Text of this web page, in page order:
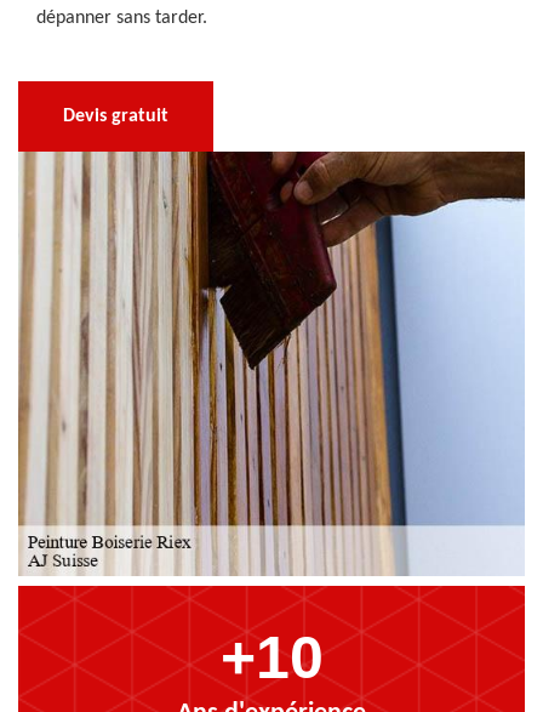
+10
dépanner sans tarder.
Devis gratuit